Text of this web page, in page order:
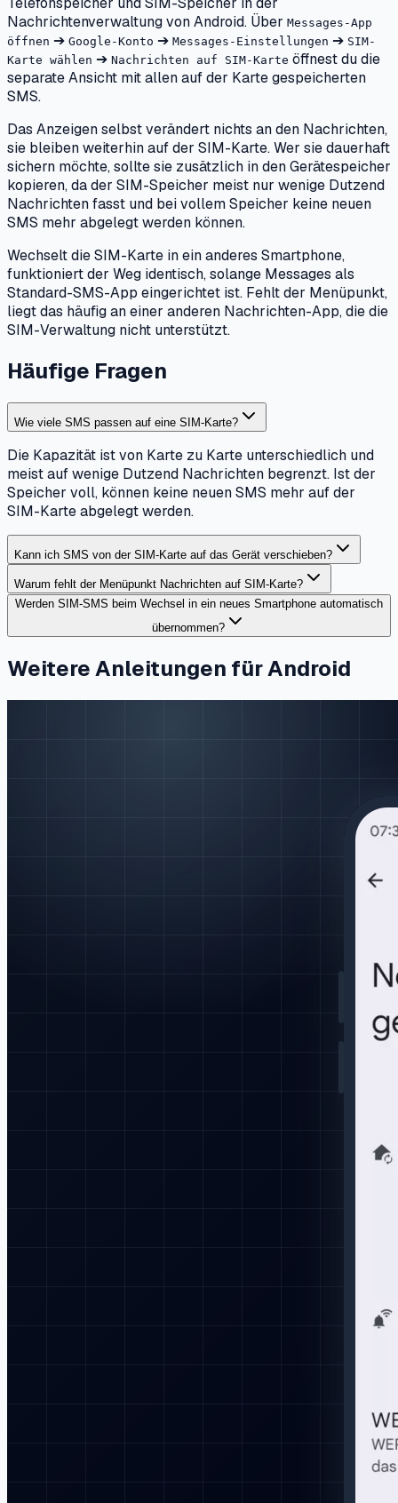
Nachrichtenverwaltung von Android. Über Messages-App
öffnen ➔ Google-Konto ➔ Messages-Einstellungen ➔ SIM-
Karte wählen ➔ Nachrichten auf SIM-Karte öffnest du die
separate Ansicht mit allen auf der Karte gespeicherten
SMS.
Das Anzeigen selbst verändert nichts an den Nachrichten,
sie bleiben weiterhin auf der SIM-Karte. Wer sie dauerhaft
sichern möchte, sollte sie zusätzlich in den Gerätespeicher
kopieren, da der SIM-Speicher meist nur wenige Dutzend
Nachrichten fasst und bei vollem Speicher keine neuen
SMS mehr abgelegt werden können.
Wechselt die SIM-Karte in ein anderes Smartphone,
funktioniert der Weg identisch, solange Messages als
Standard-SMS-App eingerichtet ist. Fehlt der Menüpunkt,
liegt das häufig an einer anderen Nachrichten-App, die die
SIM-Verwaltung nicht unterstützt.
Häufige Fragen
Wie viele SMS passen auf eine SIM-Karte?
Die Kapazität ist von Karte zu Karte unterschiedlich und
meist auf wenige Dutzend Nachrichten begrenzt. Ist der
Speicher voll, können keine neuen SMS mehr auf der
SIM-Karte abgelegt werden.
Kann ich SMS von der SIM-Karte auf das Gerät verschieben?
Warum fehlt der Menüpunkt Nachrichten auf SIM-Karte?
Werden SIM-SMS beim Wechsel in ein neues Smartphone automatisch
übernommen?
Weitere Anleitungen für Android